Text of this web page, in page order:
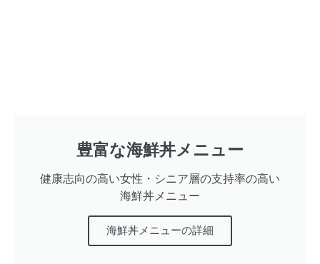
豊富な海鮮丼メニュー
健康志向の高い女性・シニア層の支持率の高い
海鮮丼メニュー
海鮮丼メニューの詳細